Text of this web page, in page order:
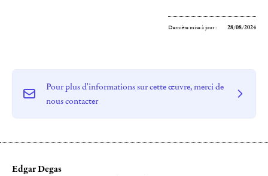
Dernière mise à jour : 28/08/2024
Pour plus d'informations sur cette œuvre, merci de
nous contacter
Edgar Degas